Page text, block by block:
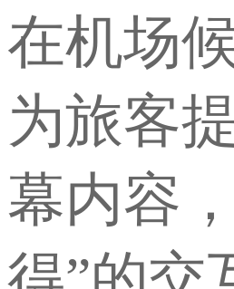
在机场
为旅客
幕内容